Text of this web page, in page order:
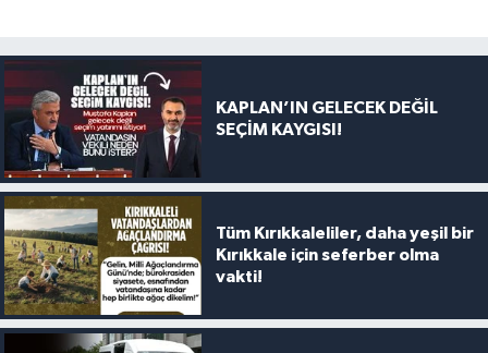
KAPLAN’IN GELECEK DEĞİL
SEÇİM KAYGISI!
Tüm Kırıkkaleliler, daha yeşil bir
Kırıkkale için seferber olma
vakti!